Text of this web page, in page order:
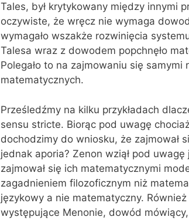
Tales, był krytykowany między innymi
oczywiste, że wręcz nie wymaga
wymagało wszakże rozwinięcia
Talesa wraz z dowodem popchnęło
Polegało to na zajmowaniu się
matematycznych.
Prześledźmy na kilku przykładach
sensu stricte. Biorąc pod uwagę
dochodzimy do wniosku, że zajmował
jednak aporia? Zenon wziął pod
zajmował się ich matematycznymi
zagadnieniem filozoficznym niż
językowy a nie matematyczny.
występujące Menonie, dowód